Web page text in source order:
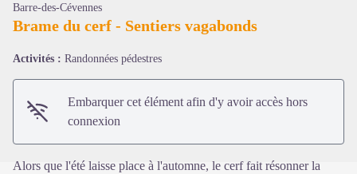
Barre-des-Cévennes
Brame du cerf - Sentiers vagabonds
Activités : Randonnées pédestres
Embarquer cet élément afin d'y avoir accès hors
connexion
Alors que l'été laisse place à l'automne, le cerf fait résonner la